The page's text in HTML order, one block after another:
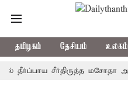
தமிழகம் தேசியம் உலகம்
சீர்திருத்த மசோதா அறிமுகம்